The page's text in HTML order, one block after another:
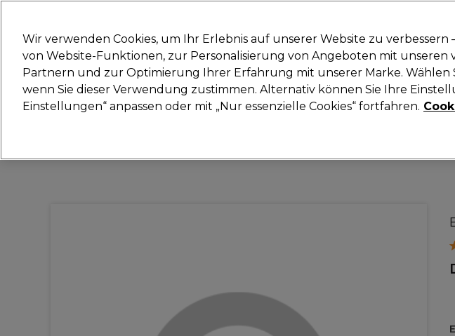
Marken Deals Haare Elektrogeräte Saloneinrichtung Kosmetik
Lieferung und Lieferzeiten
Wir verwenden Cookies, um Ihr Erlebnis auf unserer Website zu
von Website-Funktionen, zur Personalisierung von Angeboten mit unseren
Partnern und zur Optimierung Ihrer Erfahrung mit unserer Marke. Wählen
wenn Sie dieser Verwendung zustimmen. Alternativ können Sie Ihre
Einstellungen“ anpassen oder mit „Nur essenzielle Cookies“ fortfahren.